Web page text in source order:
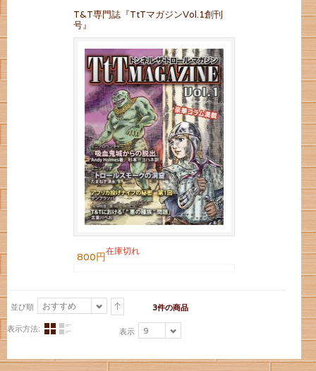
T&T専門誌『TtTマガジンVol.1創刊
号』
800円在庫切れ
並び順 おすすめ 3件の商品
表示方法: 表示 9